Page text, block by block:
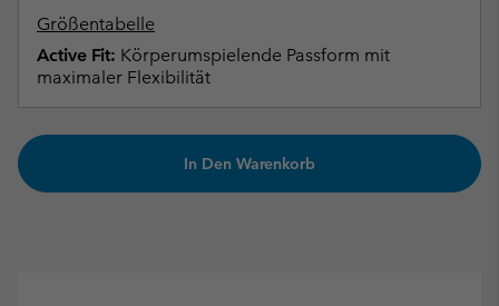
Größentabelle
Active Fit: Körperumspielende Passform mit
maximaler Flexibilität
In Den Warenkorb